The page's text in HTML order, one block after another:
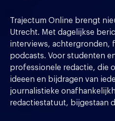
Trajectum Online brengt
Utrecht. Met dagelijkse
interviews, achtergronden,
podcasts. Voor studenten
professionele redactie, die
ideeen en bijdragen van
journalistieke
redactiestatuut, bijgestaan